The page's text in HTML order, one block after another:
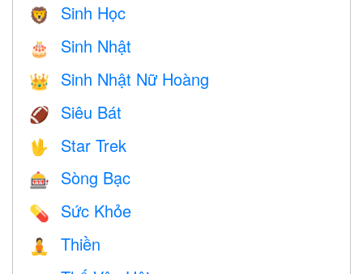
🦁 Sinh Học
🎂 Sinh Nhật
👑 Sinh Nhật Nữ Hoàng
🏈 Siêu Bát
🖖 Star Trek
🎰 Sòng Bạc
💊 Sức Khỏe
🧘 Thiền